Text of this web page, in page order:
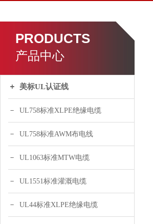
PRODUCTS
产品中心
美标UL认证线
UL758标准XLPE绝缘电缆
UL758标准AWM布电线
UL1063标准MTW电缆
UL1551标准灌溉电缆
UL44标准XLPE绝缘电缆